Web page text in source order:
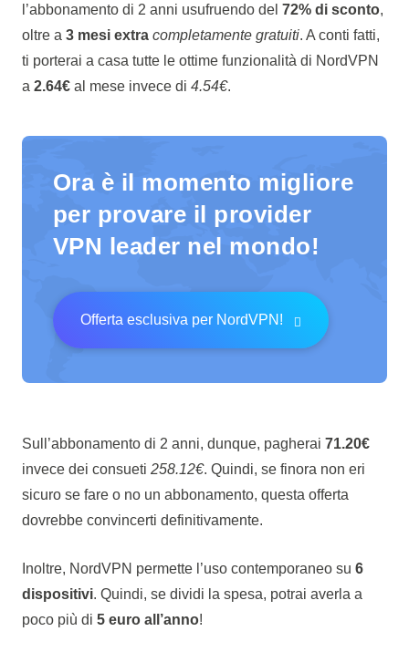
l’abbonamento di 2 anni usufruendo del 72% di sconto,
oltre a 3 mesi extra completamente gratuiti. A conti fatti,
ti porterai a casa tutte le ottime funzionalità di NordVPN
a 2.64€al mese invece di 4.54€.
Ora è il momento migliore
per provare il provider
VPN leader nel mondo!
Offerta esclusiva per NordVPN!
Sull’abbonamento di 2 anni, dunque, pagherai 71.20€
invece dei consueti 258.12€. Quindi, se finora non eri
sicuro se fare o no un abbonamento, questa offerta
dovrebbe convincerti definitivamente.
Inoltre, NordVPN permette l’uso contemporaneo su 6
dispositivi. Quindi, se dividi la spesa, potrai averla a
poco più di 5 euro all’anno!